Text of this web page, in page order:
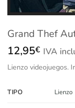
Grand Thef
12,95€ IVA
Lienzo videojuegos.
TIPO Lienzo